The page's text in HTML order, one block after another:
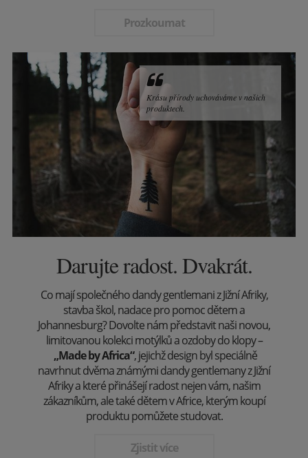
Prozkoumat
Krásu přírody uchováváme v našich
produktech.
Darujte radost. Dvakrát.
Co mají společného dandy gentlemani z Jižní Afriky,
stavba škol, nadace pro pomoc dětem a
Johannesburg? Dovolte nám představit naši novou,
limitovanou kolekci motýlků a ozdoby do klopy –
„Made by Africa“, jejichž design byl speciálně
navrhnut dvěma známými dandy gentlemany z Jižní
Afriky a které přinášejí radost nejen vám, našim
zákazníkům, ale také dětem v Africe, kterým koupí
produktu pomůžete studovat.
Zjistit více